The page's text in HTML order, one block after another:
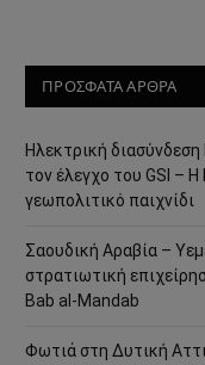
ΠΡΟΣΦΑΤΑ ΑΡΘΡΑ
Ηλεκτρική
τον έλεγχο του GSI – Η
γεωπολιτικό παιχνίδι
Σαουδική Αραβία –
στρατιωτική
Bab al-Mandab
Φωτιά στη Δυτική